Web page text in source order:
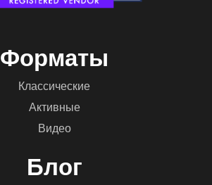
Форматы
Классические
Активные
Видео
Блог